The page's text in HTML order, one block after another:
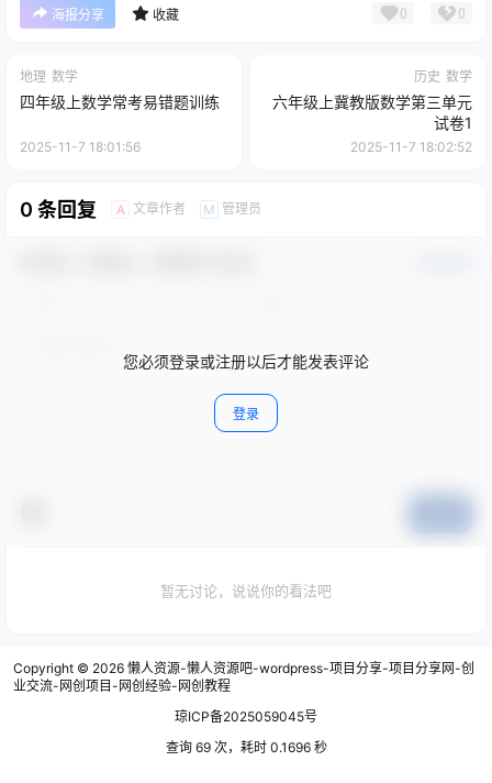
海报分享 收藏 0 0
地理 数学
四年级上数学常考易错题训练
2025-11-7 18:01:56
历史 数学
六年级上冀教版数学第三单元
试卷1
2025-11-7 18:02:52
0 条回复 A 文章作者 M 管理员
您必须登录或注册以后才能发表评论
登录
暂无讨论，说说你的看法吧
Copyright © 2026 懒人资源-懒人资源吧-wordpress-项目分享-项目分享网-创
业交流-网创项目-网创经验-网创教程
琼ICP备2025059045号
查询 69 次，耗时 0.1696 秒